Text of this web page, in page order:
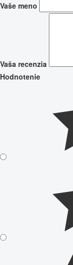
Vaše meno
Vaša recenzia
Hodnotenie